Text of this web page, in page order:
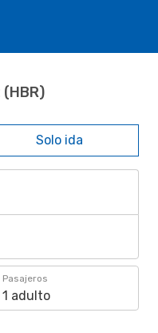
Solo ida
Pasajeros
1 adulto